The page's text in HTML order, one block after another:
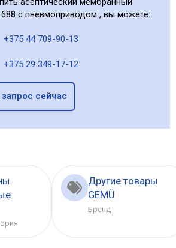
688 с пневмоприводом , вы можете:
+375 44 709-90-13
+375 29 349-17-12
сейчас
Другие товары
GEMÜ
Бренд